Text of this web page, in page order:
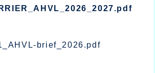
brief_2026.pdf